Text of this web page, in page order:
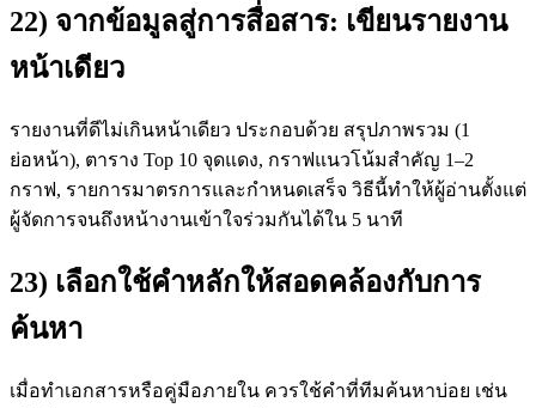
22) จากข้อมูลสู่การสื่อสาร: เขียนรายงาน
หน้าเดียว
รายงานที่ดีไม่เกินหน้าเดียว ประกอบด้วย สรุปภาพรวม (1
ย่อหน้า), ตาราง Top 10 จุดแดง, กราฟแนวโน้มสำคัญ 1–2
กราฟ, รายการมาตรการและกำหนดเสร็จ วิธีนี้ทำให้ผู้อ่านตั้งแต่
ผู้จัดการจนถึงหน้างานเข้าใจร่วมกันได้ใน 5 นาที
23) เลือกใช้คำหลักให้สอดคล้องกับการ
ค้นหา
เมื่อทำเอกสารหรือคู่มือภายใน ควรใช้คำที่ทีมค้นหาบ่อย เช่น